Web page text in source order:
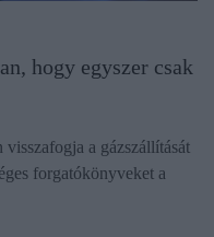
hogy egyszer csak
a gázszállítását
forgatókönyveket a